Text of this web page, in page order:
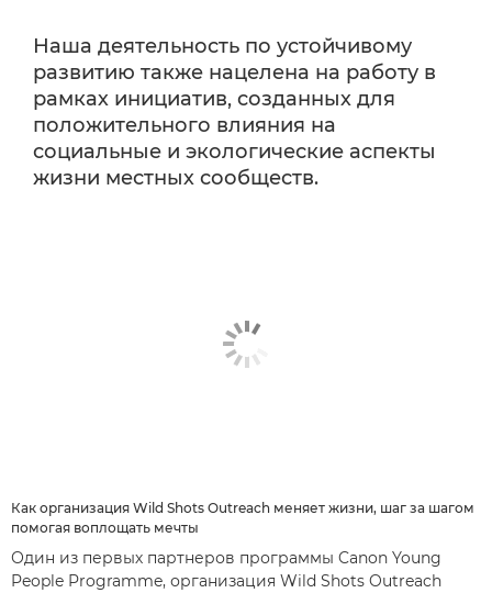
Наша деятельность по устойчивому
развитию также нацелена на работу в
рамках инициатив, созданных для
положительного влияния на
социальные и экологические аспекты
жизни местных сообществ.
Как организация Wild Shots Outreach меняет жизни, шаг за шагом
помогая воплощать мечты
Один из первых партнеров программы Canon Young
People Programme, организация Wild Shots Outreach